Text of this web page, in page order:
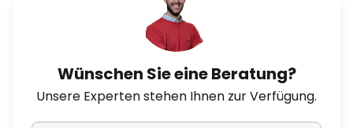
Wünschen Sie eine Beratung?
Unsere Experten stehen Ihnen zur Verfügung.